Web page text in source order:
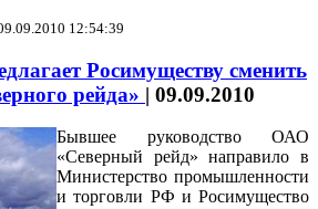
12:54:39
Росимуществу сменить
рейда» | 09.09.2010
Бывшее руководство ОАО
«Северный рейд» направило в
Министерство промышленности
и торговли РФ и Росимущество